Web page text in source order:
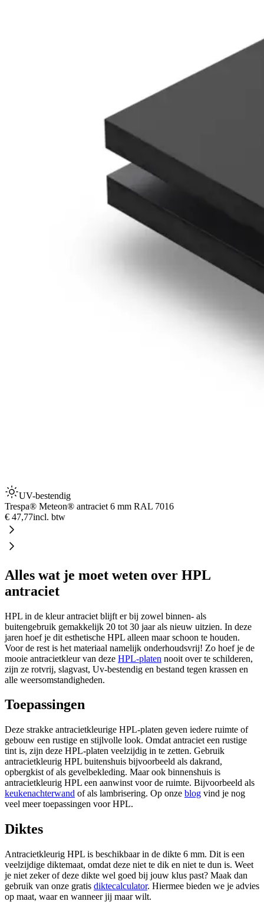
UV-bestendig
Trespa® Meteon® antraciet 6 mm RAL 7016
€ 47,77incl. btw
Alles wat je moet weten over HPL
antraciet
HPL in de kleur antraciet blijft er bij zowel binnen- als
buitengebruik gemakkelijk 20 tot 30 jaar als nieuw uitzien. In deze
jaren hoef je dit esthetische HPL alleen maar schoon te houden.
Voor de rest is het materiaal namelijk onderhoudsvrij! Zo hoef je de
mooie antracietkleur van deze HPL-platen nooit over te schilderen,
zijn ze rotvrij, slagvast, Uv-bestendig en bestand tegen krassen en
alle weersomstandigheden.
Toepassingen
Deze strakke antracietkleurige HPL-platen geven iedere ruimte of
gebouw een rustige en stijlvolle look. Omdat antraciet een rustige
tint is, zijn deze HPL-platen veelzijdig in te zetten. Gebruik
antracietkleurig HPL buitenshuis bijvoorbeeld als dakrand,
opbergkist of als gevelbekleding. Maar ook binnenshuis is
antracietkleurig HPL een aanwinst voor de ruimte. Bijvoorbeeld als
keukenachterwand of als lambrisering. Op onze blog vind je nog
veel meer toepassingen voor HPL.
Diktes
Antracietkleurig HPL is beschikbaar in de dikte 6 mm. Dit is een
veelzijdige diktemaat, omdat deze niet te dik en niet te dun is. Weet
je niet zeker of deze dikte wel goed bij jouw klus past? Maak dan
gebruik van onze gratis diktecalculator. Hiermee bieden we je advies
op maat, waar en wanneer jij maar wilt.